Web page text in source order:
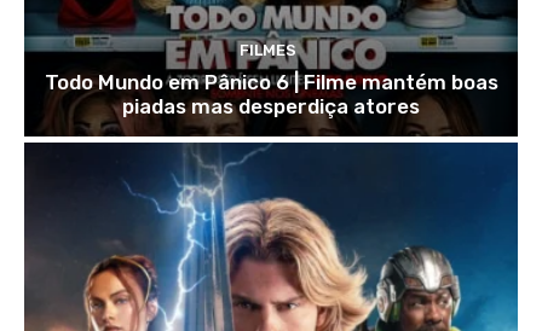
FILMES
Todo Mundo em Pânico 6 | Filme mantém boas
piadas mas desperdiça atores